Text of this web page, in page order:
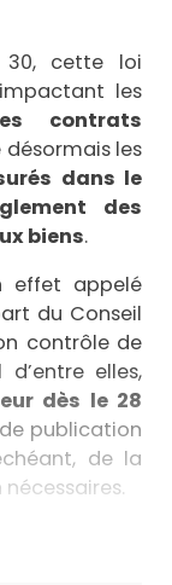
30, cette loi
les
contrats
les
dans le
des
biens.
effet appelé
du Conseil
contrôle de
d’entre elles,
dès le 28
publication
de la